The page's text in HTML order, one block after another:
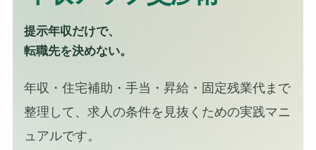
提示年収だけで、
転職先を決めない。
年収・住宅補助・手当・昇給・固定残業代まで
整理して、求人の条件を見抜くための実践マニ
ュアルです。